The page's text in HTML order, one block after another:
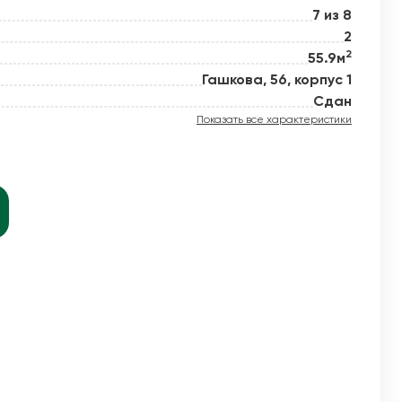
7 из 8
2
55.9м2
Гашкова, 56, корпус 1
Сдан
Показать все характеристики